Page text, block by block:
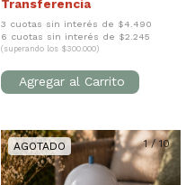
3 cuotas sin interés de $4.490
6 cuotas sin interés de $2.245
(superando los $300.000)
1/10